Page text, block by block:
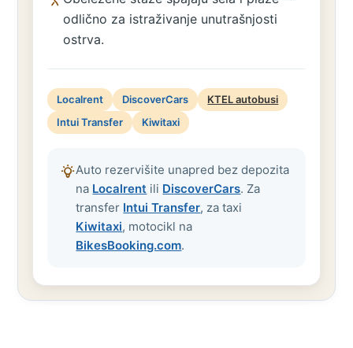
odlično za istraživanje unutrašnjosti
ostrva.
Localrent DiscoverCars
KTEL autobusi
Intui Transfer
Kiwitaxi
Auto rezervišite unapred bez depozita
na Localrent ili DiscoverCars. Za
transfer Intui Transfer, za taxi
Kiwitaxi, motocikl na
BikesBooking.com.